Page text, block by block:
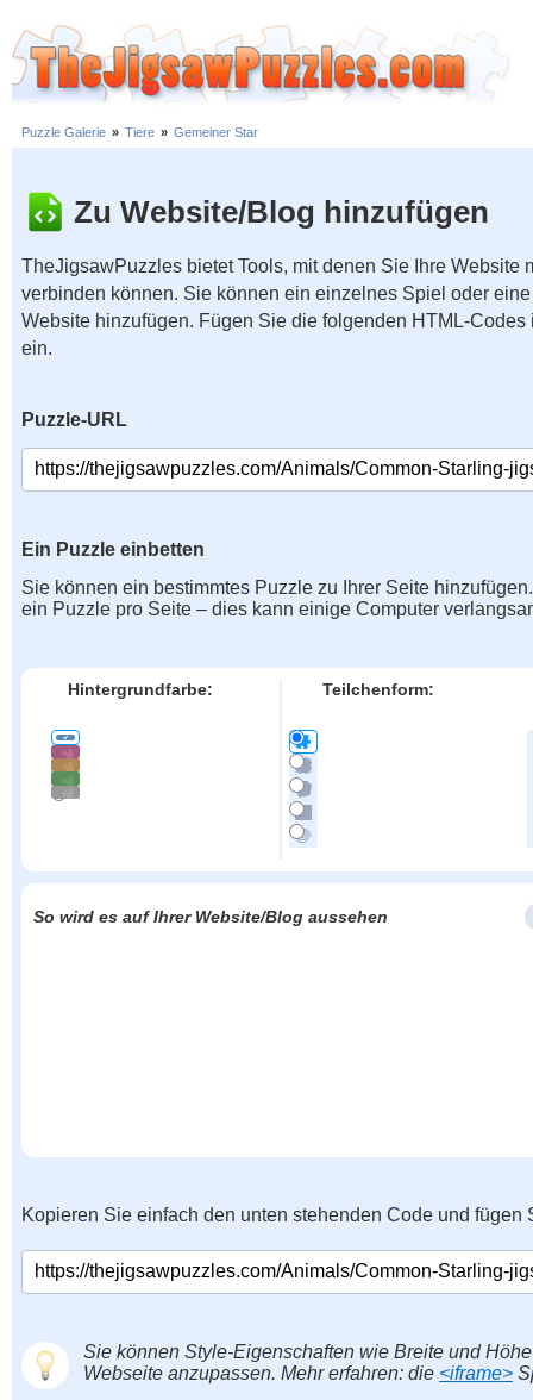
Puzzle Galerie » Tiere » Gemeiner Star
Zu Website/Blog hinzufügen
TheJigsawPuzzles bietet Tools, mit denen Sie Ihre Website
verbinden können. Sie können ein einzelnes Spiel oder
Website hinzufügen. Fügen Sie die folgenden HTML-
ein.
Puzzle-URL
Ein Puzzle einbetten
Sie können ein bestimmtes Puzzle zu Ihrer Seite
ein Puzzle pro Seite – dies kann einige Computer
Hintergrundfarbe: Teilchenform:
So wird es auf Ihrer Website/Blog aussehen
Kopieren Sie einfach den unten stehenden Code und fügen
Sie können Style-Eigenschaften wie Breite und
Webseite anzupassen. Mehr erfahren: die <iframe>